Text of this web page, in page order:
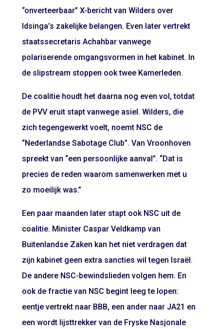
“onverteerbaar” X-bericht van Wilders over
Idsinga’s zakelijke belangen. Even later vertrekt
staatssecretaris Achahbar vanwege
polariserende omgangsvormen in het kabinet. In
de slipstream stoppen ooktwee Kamerleden.
De coalitie houdt het daarna nog even vol, totdat
de PVV eruit stapt vanwege asiel. Wilders, die
zich tegengewerkt voelt, noemt NSC de
“Nederlandse Sabotage Club”. Van Vroonhoven
spreekt van “een persoonlijke aanval”. “Dat is
precies de reden waarom samenwerken met u
zo moeilijk was.”
Een paar maanden later stapt ook NSC uit de
coalitie. Minister Caspar Veldkamp van
Buitenlandse Zaken kan het niet verdragen dat
zijn kabinet geen extra sancties wil tegen Israël.
De andere NSC-bewindslieden volgen hem. En
ook de fractie van NSC begint leeg te lopen:
eentje vertrekt naar BBB, een ander naar JA21 en
een wordt lijsttrekkervan de Fryske Nasjonale